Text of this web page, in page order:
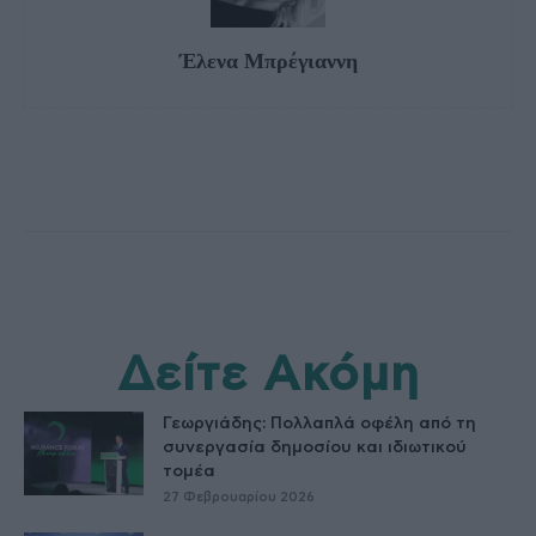
Έλενα Μπρέγιαννη
Δείτε Ακόμη
Γεωργιάδης: Πολλαπλά οφέλη από τη
συνεργασία δημοσίου και ιδιωτικού
τομέα
27 Φεβρουαρίου 2026